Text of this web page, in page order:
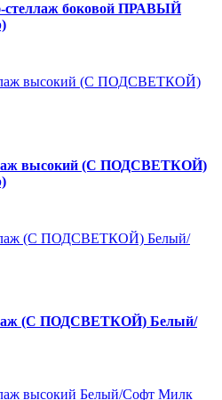
боковой ПРАВЫЙ
высокий (С ПОДСВЕТКОЙ)
(С ПОДСВЕТКОЙ) Белый/